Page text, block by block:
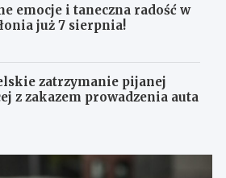
emocje i taneczna radość w
już 7 sierpnia!
zatrzymanie pijanej
z zakazem prowadzenia auta